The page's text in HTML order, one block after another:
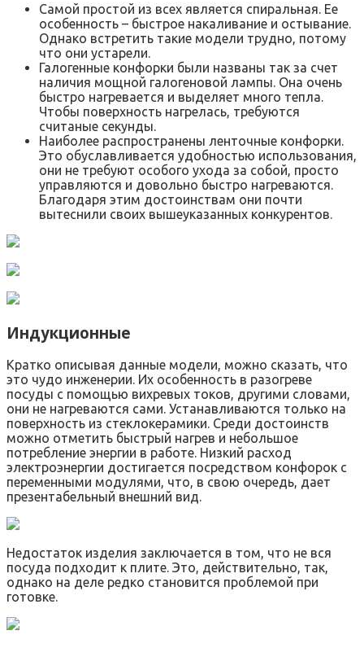
Самой простой из всех является спиральная. Ее
особенность – быстрое накаливание и остывание.
Однако встретить такие модели трудно, потому
что они устарели.
Галогенные конфорки были названы так за счет
наличия мощной галогеновой лампы. Она очень
быстро нагревается и выделяет много тепла.
Чтобы поверхность нагрелась, требуются
считаные секунды.
Наиболее распространены ленточные конфорки.
Это обуславливается удобностью использования,
они не требуют особого ухода за собой, просто
управляются и довольно быстро нагреваются.
Благодаря этим достоинствам они почти
вытеснили своих вышеуказанных конкурентов.
Индукционные
Кратко описывая данные модели, можно сказать, что
это чудо инженерии. Их особенность в разогреве
посуды с помощью вихревых токов, другими словами,
они не нагреваются сами. Устанавливаются только на
поверхность из стеклокерамики. Среди достоинств
можно отметить быстрый нагрев и небольшое
потребление энергии в работе. Низкий расход
электроэнергии достигается посредством конфорок с
переменными модулями, что, в свою очередь, дает
презентабельный внешний вид.
Недостаток изделия заключается в том, что не вся
посуда подходит к плите. Это, действительно, так,
однако на деле редко становится проблемой при
готовке.